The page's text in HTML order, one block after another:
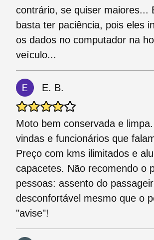
contrário, se quiser maiores...
basta ter paciência, pois eles
os dados no computador na
veículo...
E. B.
Moto bem conservada e
vindas e funcionários que
Preço com kms ilimitados e
capacetes. Não recomendo o
pessoas: assento do
desconfortável mesmo que o
"avise"!